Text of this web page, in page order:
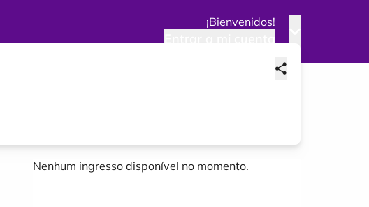
¡Bienvenidos!
Nenhum ingresso disponível no momento.